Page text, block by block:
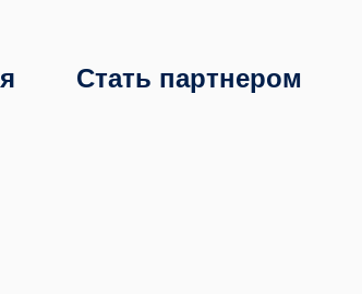
Стать партнером